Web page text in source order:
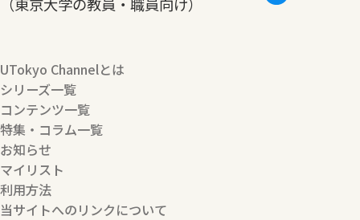
UTokyo Channelとは
シリーズ一覧
コンテンツ一覧
特集・コラム一覧
お知らせ
マイリスト
利用方法
当サイトへのリンクについて